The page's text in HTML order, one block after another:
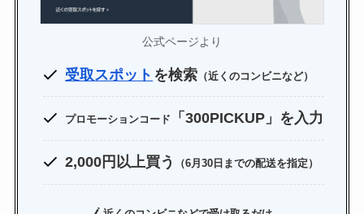
公式ページより
受取スポット を検索 （近くのコンビニなど）
プロモーションコード 「300PICKUP」を入力
2,000円以上買う （6月30日までの配送を指定）